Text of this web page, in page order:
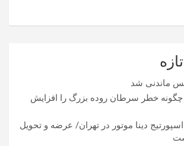
ماندنی شد
چگونه خطر سرطان روده بزرگ را افزایش
دینا موتور در تهران/ عرضه و تحویل